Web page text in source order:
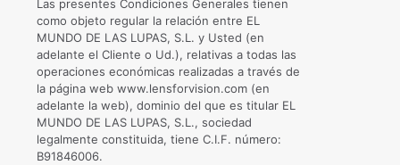
Las presentes Condiciones Generales tienen
como objeto regular la relación entre EL
MUNDO DE LAS LUPAS, S.L. y Usted (en
adelante el Cliente o Ud.), relativas a todas las
operaciones económicas realizadas a través de
la página web www.lensforvision.com (en
adelante la web), dominio del que es titular EL
MUNDO DE LAS LUPAS, S.L., sociedad
legalmente constituida, tiene C.I.F. número:
B91846006.